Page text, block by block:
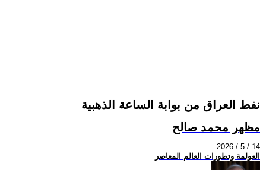
نفط العراق من بوابة الساعة الذهبية
مظهر محمد صالح
2026 / 5 / 14
العولمة وتطورات العالم المعاصر